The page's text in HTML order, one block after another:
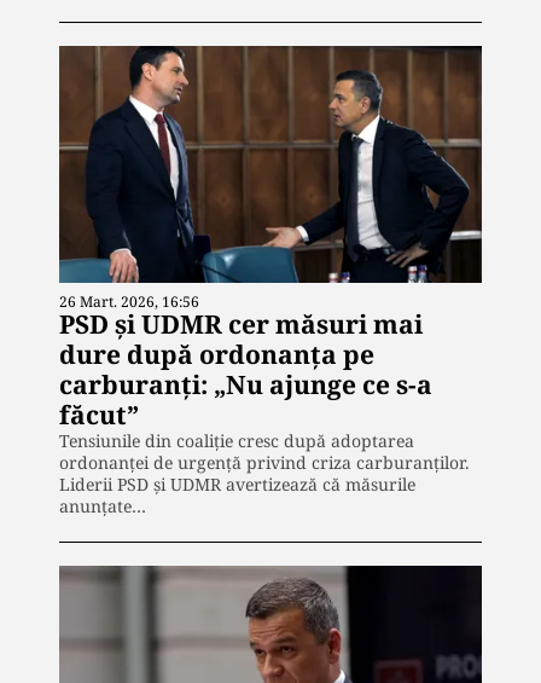
26 Mart. 2026, 16:56
PSD și UDMR cer măsuri mai
dure după ordonanța pe
carburanți: „Nu ajunge ce s-a
făcut”
Tensiunile din coaliție cresc după adoptarea
ordonanței de urgență privind criza carburanților.
Liderii PSD și UDMR avertizează că măsurile
anunțate…